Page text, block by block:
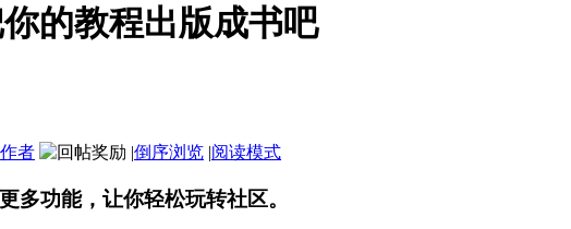
的教程出版成书吧
者 |倒序浏览 |阅读模式
多功能，让你轻松玩转社区。